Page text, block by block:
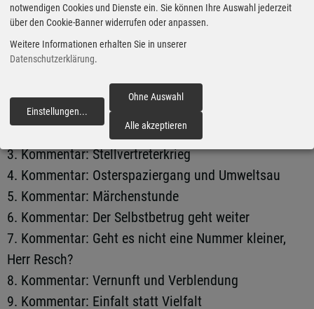
Kommentare 2022
1. Kommentar: Die Mär vom allein seligmachenden E-
2. Kommentar: Werden die Autofahrer zu den
nächsten Querdenkern?
3. Kommentar: Stellvertreterkrieg
4. Kommentar: Osterspaziergang und Umweltsau
5. Kommentar: Märchenstunde
6. Kommentar: Der Selbstbetrug geht weiter
7. Kommentar: Geht es nicht eine Nummer kleiner,
Herr Resch?
8. Kommentar: Vernunft und Verblendung
9. Kommentar: Einfalt statt Vielfalt
notwendigen Cookies und Dienste ein. Sie können Ihre Auswahl jederzeit
über den Cookie-Banner widerrufen oder anpassen.
Weitere Informationen erhalten Sie in unserer
Datenschutzerklärung.
Einstellungen...
Ohne Auswahl
Alle akzeptieren